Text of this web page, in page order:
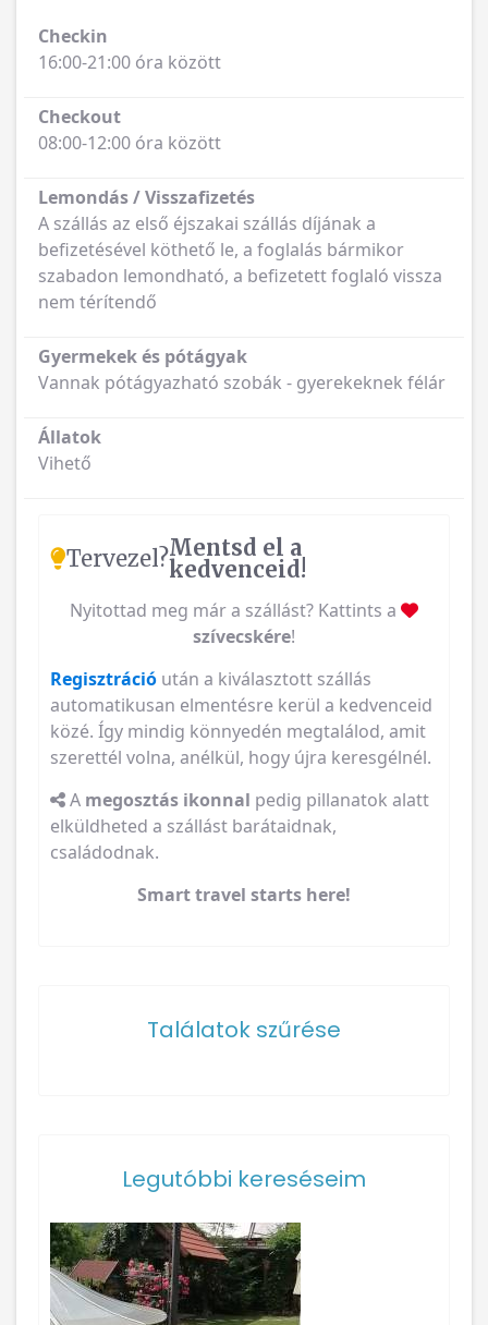
Checkin
16:00-21:00 óra között
Checkout
08:00-12:00 óra között
Lemondás / Visszafizetés
A szállás az első éjszakai szállás díjának a
befizetésével köthető le, a foglalás bármikor
szabadon lemondható, a befizetett foglaló vissza
nem térítendő
Gyermekek és pótágyak
Vannak pótágyazható szobák - gyerekeknek félár
Állatok
Vihető
Tervezel?Mentsd el a
kedvenceid!
Nyitottad meg már a szállást? Kattints a
szívecskére!
Regisztráció után a kiválasztott szállás
automatikusan elmentésre kerül a kedvenceid
közé. Így mindig könnyedén megtalálod, amit
szerettél volna, anélkül, hogy újra keresgélnél.
A megosztás ikonnal pedig pillanatok alatt
elküldheted a szállást barátaidnak,
családodnak.
Smart travel starts here!
Találatok szűrése
Legutóbbi kereséseim